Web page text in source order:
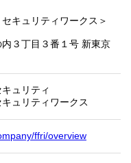
キュリティワークス＞
３丁目３番１号 新東京
ュリティ
ュリティワークス
ffri/overview